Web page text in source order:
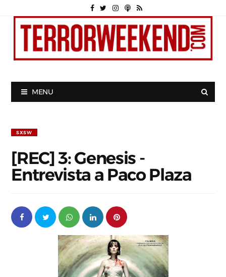
MENU
SXSW
[REC] 3: Genesis -
Entrevista a Paco Plaza